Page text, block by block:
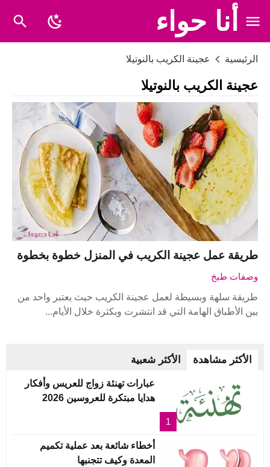
أنا حواء
الرئيسية عجينة الكريب بالنوتيلا
عجينة الكريب بالنوتيلا
طريقة عمل عجينة الكريب في المنزل خطوة بخطوة
وصفات طبخ
طريقة سلهة وبسيطة لعمل عجينة الكريب حيث يعتبر واحد من
بين الأطباق الهامة التي قد انتشرت وبكثرة خلال الأيام...
الأكثر مشاهدة الأكثر شعبية
1
عبارات تهنئة زواج للعريس وأفكار
هدايا مبتكرة للعروسين 2026
أخطاء شائعة بعد عملية تكميم
المعدة وكيف تتجنبها